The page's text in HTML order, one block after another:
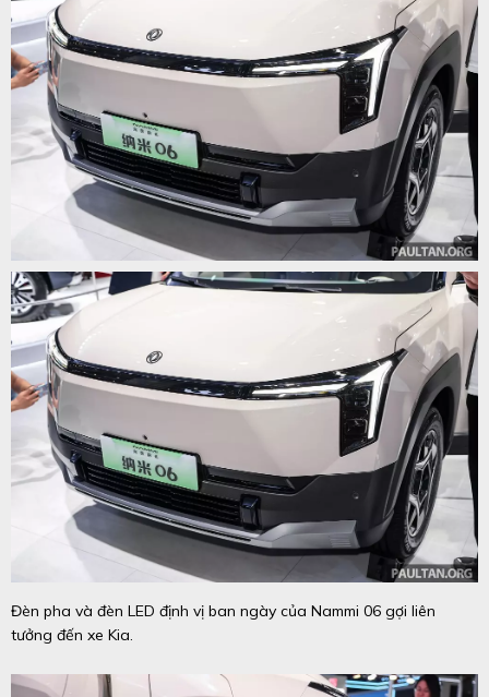
Đèn pha và đèn LED định vị ban ngày của Nammi 06 gợi liên
tưởng đến xe Kia.